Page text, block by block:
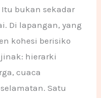
Itu bukan sekadar
Di lapangan, yang
kohesi berisiko
hierarki
cuaca
Satu